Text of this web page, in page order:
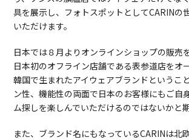
具を展示し、フォトスポットとしてCARINの
いただけます。
日本では８月よりオンラインショップの販売
日本初のオフライン店舗である表参道店をオ
韓国で生まれたアイウェアブランドというこ
ン性、機能性の両面で日本のお客様にもご自
ム探しを楽しんでいただけるのではないかと
また、ブランド名にもなっているCARINは北